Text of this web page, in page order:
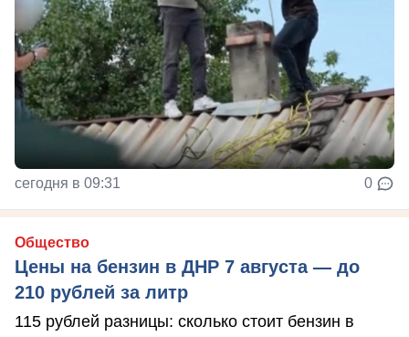
сегодня в 09:31 0
Общество
Цены на бензин в ДНР 7 августа — до
210 рублей за литр
115 рублей разницы: сколько стоит бензин в